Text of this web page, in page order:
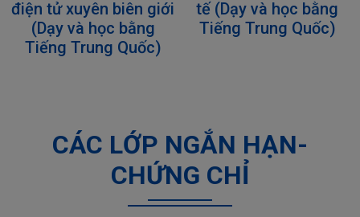
điện tử xuyên biên giới
(Dạy và học bằng
Tiếng Trung Quốc)
tế (Dạy và học bằng
Tiếng Trung Quốc)
CÁC LỚP NGẮN HẠN-
CHỨNG CHỈ